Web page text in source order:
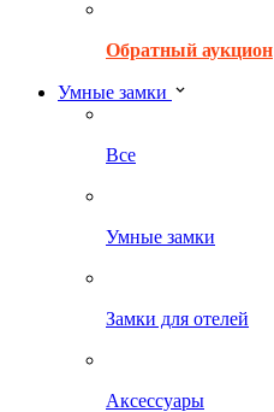
Обратный аукцион
Умные замки
Все
Умные замки
Замки для отелей
Аксессуары